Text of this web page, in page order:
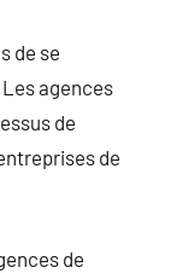
de se
agences
de
de
de